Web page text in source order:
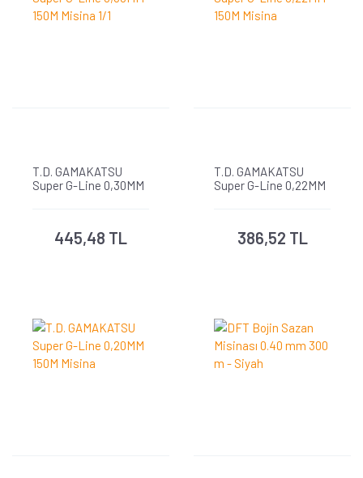
T.D. GAMAKATSU
Super G-Line 0,30MM
445,48 TL
T.D. GAMAKATSU
Super G-Line 0,22MM
386,52 TL